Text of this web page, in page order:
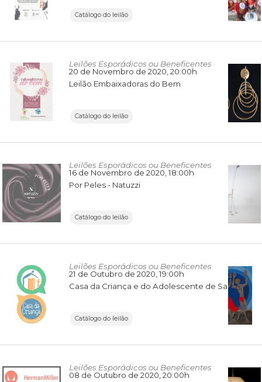
Catálogo do leilão
Leilões Esporádicos ou Beneficentes
20 de Novembro de 2020 , 20:00h
Leilão Embaixadoras do Bem
Catálogo do leilão
Leilões Esporádicos ou Beneficentes
16 de Novembro de 2020 , 18:00h
Por Peles - Natuzzi
Catálogo do leilão
Leilões Esporádicos ou Beneficentes
21 de Outubro de 2020 , 19:00h
Casa da Criança e do Adolescente de Santo Amaro
Catálogo do leilão
Leilões Esporádicos ou Beneficentes
08 de Outubro de 2020 , 20:00h